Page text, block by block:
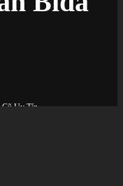
Uy Tín